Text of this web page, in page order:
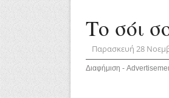
Το σόι
Παρασκευή 28
Διαφήμιση -